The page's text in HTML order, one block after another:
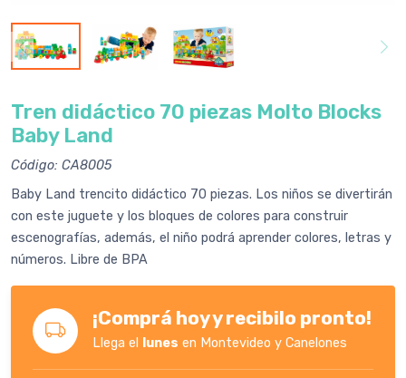
Tren didáctico 70 piezas Molto Blocks
Baby Land
Código: CA8005
Baby Land trencito didáctico 70 piezas. Los niños se divertirán
con este juguete y los bloques de colores para construir
escenografías, además, el niño podrá aprender colores, letras y
números. Libre de BPA
¡Comprá hoy y recibilo pronto!
Llega el lunes en Montevideo y Canelones